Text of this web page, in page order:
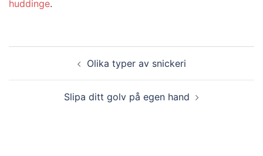
huddinge.
navigation Olika typer av snickeri
Slipa ditt golv på egen hand